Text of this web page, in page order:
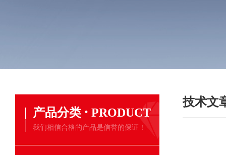
产品分类 · PRODUCT
我们相信合格的产品是信誉的保证！
技术文